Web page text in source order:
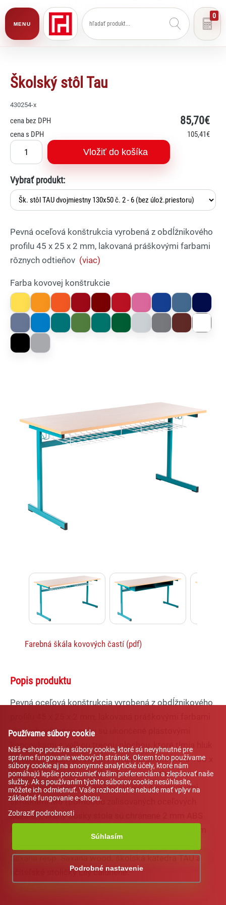
MENU
0
Školský stôl Tau
430254-x
cena bez DPH 85,70€
cena s DPH 105,41€
Vložiť do košíka
Vybrať produkt:
Pevná oceľová konštrukcia vyrobená z obdĺžnikového
profilu 45 x 25 x 2 mm, lakovaná práškovými farbami
rôznych odtieňov (viac)
Farba kovovej konštrukcie
Farebná škála kovových častí (pdf)
Popis produktu
Pevná oceľová konštrukcia vyrobená z obdĺžnikového
rôznych odtieňov, nohy sú ukončené plastovými
koncovkami s veľkou trecou plochou, ktoré tlmia hluk
a nepoškodzujú podlahu. Pracovná doska stola 130 x
50 cm je z drevotriesky hr.18 mm, povrch melamín
(buk), priskrutkovaná ku konštrukcii 4 metrickými
skrutkami M6 (pomocou zalisovaných oceľových
puzdier); hrany dosky stola sú chránené 2 mm ABS
Saxana resp. Saxana wood. školská katedra TAU a
učiteľské stoličky Lily čalúnené.
Používame súbory cookie
Náš e-shop používa súbory cookie, ktoré sú nevyhnutné pre
správne fungovanie webových stránok. Okrem toho používame
súbory cookie aj na anonymné analytické účely, ktoré nám
pomáhajú lepšie porozumieť vašim preferenciám a zlepšovať naše
služby. Ak s používaním týchto súborov cookie nesúhlasíte,
môžete ich odmietnuť. Vaše rozhodnutie nebude mať vplyv na
základné fungovanie e-shopu.
Zobraziť podrobnosti
Súhlasím
Podrobné nastavenie
Asistent pre školský nábytok a
vybavenie tried